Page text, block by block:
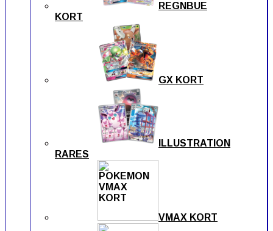
REGNBUE
KORT
GX KORT
ILLUSTRATION
RARES
VMAX KORT